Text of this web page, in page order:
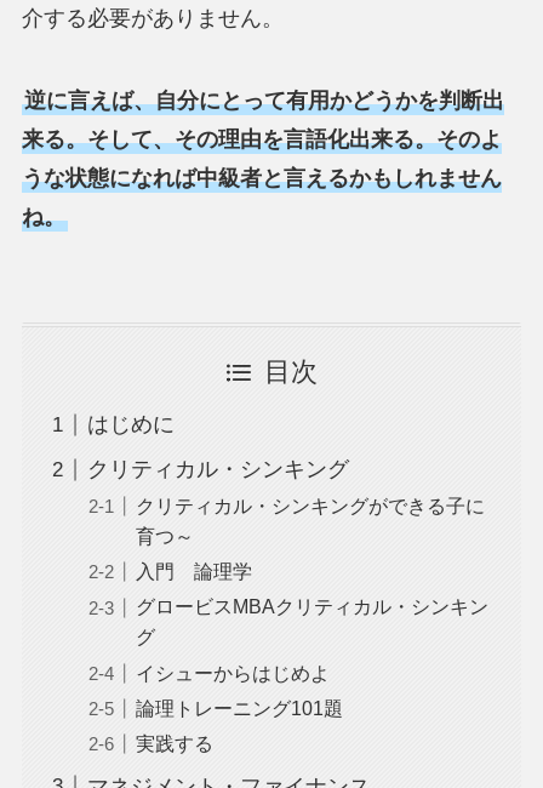
介する必要がありません。
逆に言えば、自分にとって有用かどうかを判断出
来る。そして、その理由を言語化出来る。そのよ
うな状態になれば中級者と言えるかもしれません
ね。
目次
はじめに
クリティカル・シンキング
クリティカル・シンキングができる子に
育つ～
入門 論理学
グロービスMBAクリティカル・シンキン
グ
イシューからはじめよ
論理トレーニング101題
実践する